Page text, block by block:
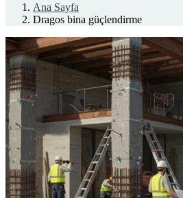
Ana Sayfa
Dragos bina güçlendirme